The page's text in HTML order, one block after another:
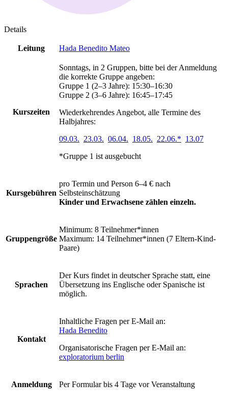
Details
Leitung Hada Benedito Mateo
Kurszeiten
Sonntags, in 2 Gruppen, bitte bei der Anmeldung
die korrekte Gruppe angeben:
Gruppe 1 (2–3 Jahre): 15:30–16:30
Gruppe 2 (3–6 Jahre): 16:45–17:45
Wiederkehrendes Angebot, alle Termine des
Halbjahres:
09.03. 23.03. 06.04. 18.05. 22.06.* 13.07
*Gruppe 1 ist ausgebucht
Kursgebühren
pro Termin und Person 6–4 € nach
Selbsteinschätzung
Kinder und Erwachsene zählen einzeln.
Gruppengröße
Minimum: 8 Teilnehmer*innen
Maximum: 14 Teilnehmer*innen (7 Eltern-Kind-
Paare)
Sprachen
Der Kurs findet in deutscher Sprache statt, eine
Übersetzung ins Englische oder Spanische ist
möglich.
Kontakt
Inhaltliche Fragen per E-Mail an:
Hada Benedito
Organisatorische Fragen per E-Mail an:
exploratorium berlin
Anmeldung Per Formular bis 4 Tage vor Veranstaltung